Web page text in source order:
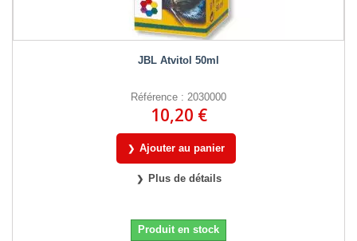
JBL Atvitol 50ml
Référence : 2030000
10,20 €
Ajouter au panier
Plus de détails
Produit en stock